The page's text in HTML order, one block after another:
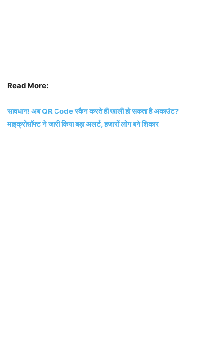
Read More:
सावधान! अब QR Code स्कैन करते ही खाली हो सकता है अकाउंट?
माइक्रोसॉफ्ट ने जारी किया बड़ा अलर्ट, हजारों लोग बने शिकार